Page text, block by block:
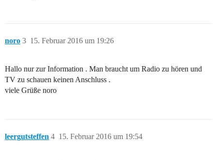
noro 15. Februar 2016 um 19:26
3
Hallo nur zur Information . Man braucht um Radio zu hören und
TV zu schauen keinen Anschluss .
viele Grüße noro
leergutsteffen 15. Februar 2016 um 19:54
4